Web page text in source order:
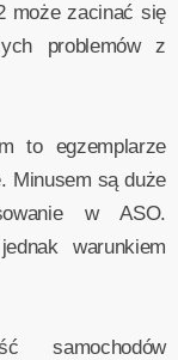
może zacinać się
problemów z
to egzemplarze
Minusem są duże
w ASO.
warunkiem
samochodów